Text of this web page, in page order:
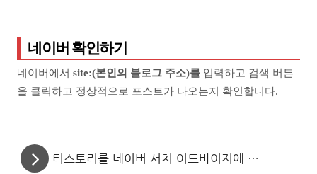
네이버 확인하기
네이버에서 site:(본인의 블로그 주소)를 입력하고 검색 버튼
을 클릭하고 정상적으로 포스트가 나오는지 확인합니다.
티스토리를 네이버 서치 어드바이저에 검색 등록하는 방법